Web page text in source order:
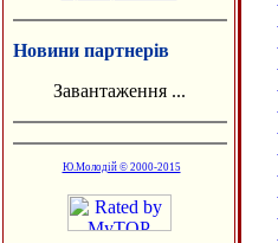
Новини партнерів
Завантаження ...
Ю.Молодій © 2000-2015